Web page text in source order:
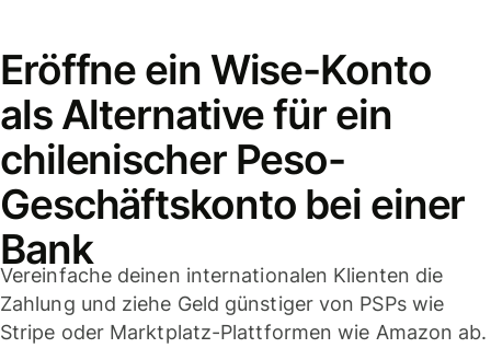
Eröffne ein Wise-Konto
als Alternative für ein
chilenischer Peso-
Geschäftskonto bei einer
Bank
Vereinfache deinen internationalen Klienten die
Zahlung und ziehe Geld günstiger von PSPs wie
Stripe oder Marktplatz-Plattformen wie Amazon ab.